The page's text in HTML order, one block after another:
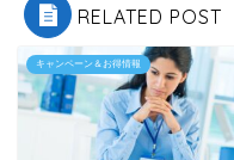
RELATED POST
キャンペーン＆お得情報